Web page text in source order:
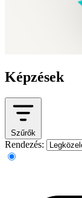
Képzések
Szűrők
Rendezés: